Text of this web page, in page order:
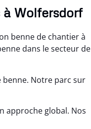
à Wolfersdorf
benne de chantier à
dans le secteur de
benne. Notre parc sur
approche global. Nos